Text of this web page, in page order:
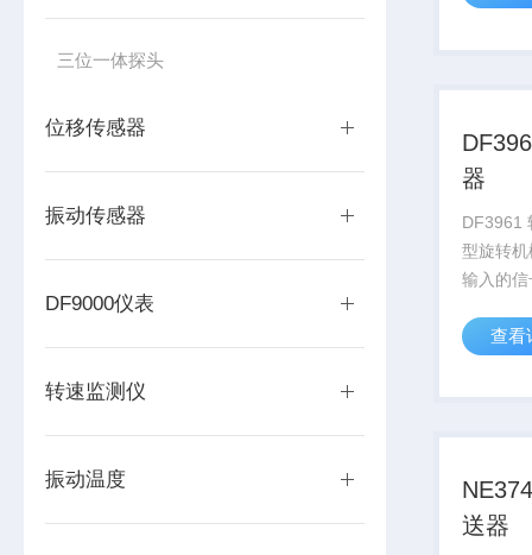
三位一体探头
位移传感器
振动传感器
DF9000仪表
转速监测仪
振动温度
原理实
器
DF3961
型旋转
输入的
振动峰
拟电流
查看
送器